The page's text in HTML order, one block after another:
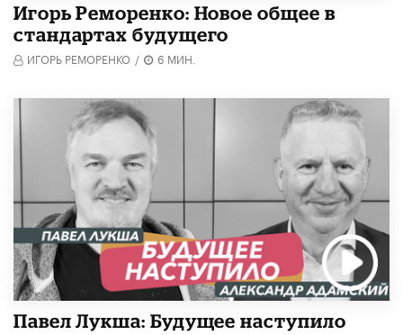
Игорь Реморенко: Новое общее в
стандартах будущего
ИГОРЬ РЕМОРЕНКО / 6 МИН.
Павел Лукша: Будущее наступило